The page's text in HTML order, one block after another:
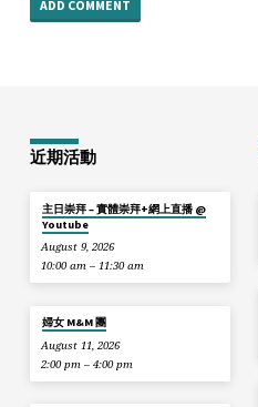
近期活動
主日崇拜 – 實體崇拜+網上直播 @
Youtube
August 9, 2026
10:00 am – 11:30 am
婦女 M&M 團
August 11, 2026
2:00 pm – 4:00 pm